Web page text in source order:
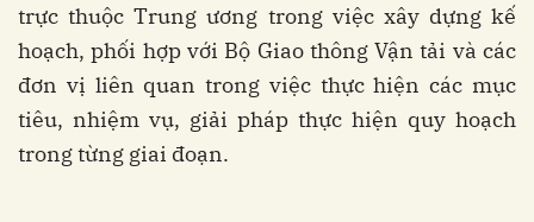
trực thuộc Trung ương trong việc xây dựng kế
hoạch, phối hợp với Bộ Giao thông Vận tải và các
đơn vị liên quan trong việc thực hiện các mục
tiêu, nhiệm vụ, giải pháp thực hiện quy hoạch
trong từng giai đoạn.